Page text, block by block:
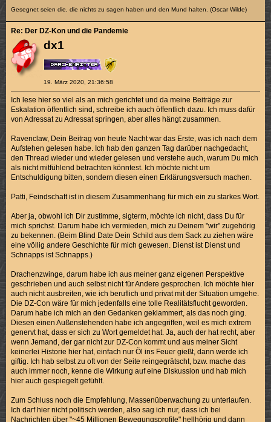
Gesegnet seien die, die nichts zu sagen haben und den Mund halten. (Oscar Wilde)
dx1
19. März 2020, 21:36:58
Re: Der DZ-Kon und die Pandemie
Ich lese hier so viel als an mich gerichtet und da meine Beiträge zur
Eskalation öffentlich sind, schreibe ich auch öffentlich dazu. Ich muss dafür
von Adressat zu Adressat springen, aber alles hängt zusammen.
Ravenclaw, Dein Beitrag von heute Nacht war das Erste, was ich nach dem
Aufstehen gelesen habe. Ich hab den ganzen Tag darüber nachgedacht,
den Thread wieder und wieder gelesen und verstehe auch, warum Du mich
als nicht mitfühlend betrachten könntest. Ich möchte nicht um
Entschuldigung bitten, sondern diesen einen Erklärungsversuch machen.
Patti, Feindschaft ist in diesem Zusammenhang für mich ein zu starkes Wort.
Aber ja, obwohl ich Dir zustimme, sigterm, möchte ich nicht, dass Du für
mich sprichst. Darum habe ich vermieden, mich zu Deinem "wir" zugehörig
zu bekennen. (Beim Blind Date Dein Schild aus dem Sack zu ziehen wäre
eine völlig andere Geschichte für mich gewesen. Dienst ist Dienst und
Schnapps ist Schnapps.)
Drachenzwinge, darum habe ich aus meiner ganz eigenen Perspektive
geschrieben und auch selbst nicht für Andere gesprochen. Ich möchte hier
auch nicht ausbreiten, wie ich beruflich und privat mit der Situation umgehe.
Die DZ-Con wäre für mich jedenfalls eine tolle Realitätsflucht geworden.
Darum habe ich mich an den Gedanken geklammert, als das noch ging.
Diesen einen Außenstehenden habe ich angegriffen, weil es mich extrem
genervt hat, dass er sich zu Wort gemeldet hat. Ja, auch der hat recht, aber
wenn Jemand, der gar nicht zur DZ-Con kommt und aus meiner Sicht
keinerlei Historie hier hat, einfach nur Öl ins Feuer gießt, dann werde ich
giftig. Ich hab selbst zu oft von der Seite reingegrätscht, bzw. mache das
auch immer noch, kenne die Wirkung auf eine Diskussion und hab mich
hier auch gespiegelt gefühlt.
Zum Schluss noch die Empfehlung, Massenüberwachung zu unterlaufen.
Ich darf hier nicht politisch werden, also sag ich nur, dass ich bei
Nachrichten über "~45 Millionen Bewegungsprofile" hellhörig und dann